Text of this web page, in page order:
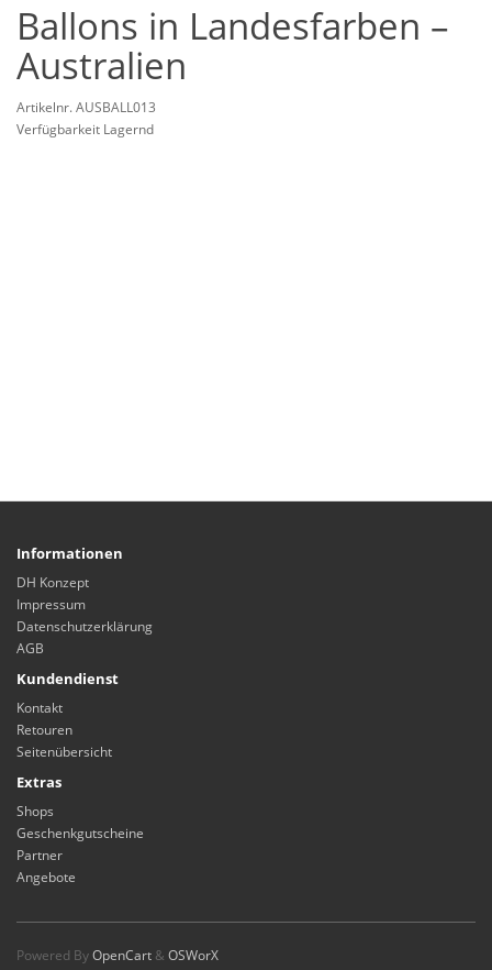
Ballons in Landesfarben –
Australien
Artikelnr. AUSBALL013
Verfügbarkeit Lagernd
Informationen
DH Konzept
Impressum
Datenschutzerklärung
AGB
Kundendienst
Kontakt
Retouren
Seitenübersicht
Extras
Shops
Geschenkgutscheine
Partner
Angebote
Powered ByOpenCart & OSWorX